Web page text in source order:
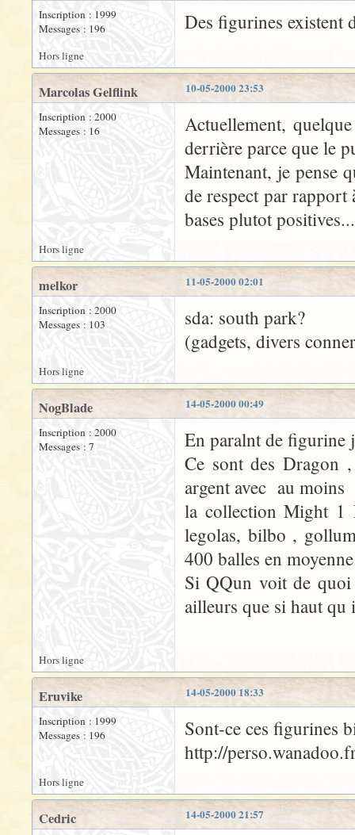
Inscription : 1999
Messages : 196
Des figurines existent
Hors ligne
10-05-2000 23:53
Marcolas Gelflink
Inscription : 2000
Messages : 16
Actuellement,
derrière parce que le
Maintenant, je pense
de respect par
bases plutot positives...
Hors ligne
11-05-2000 02:01
melkor
Inscription : 2000
Messages : 103
sda: south park?
(gadgets, divers
Hors ligne
14-05-2000 00:49
NogBlade
Inscription : 2000
Messages : 7
En paralnt de figurine
Ce sont des Dragon
argent avec au moins
la collection Might
legolas, bilbo ,
400 balles en
Si QQun voit de
ailleurs que si haut
Hors ligne
14-05-2000 18:33
Eruvike
Inscription : 1999
Messages : 196
Sont-ce ces figurines
http://
Hors ligne
14-05-2000 21:57
Cedric